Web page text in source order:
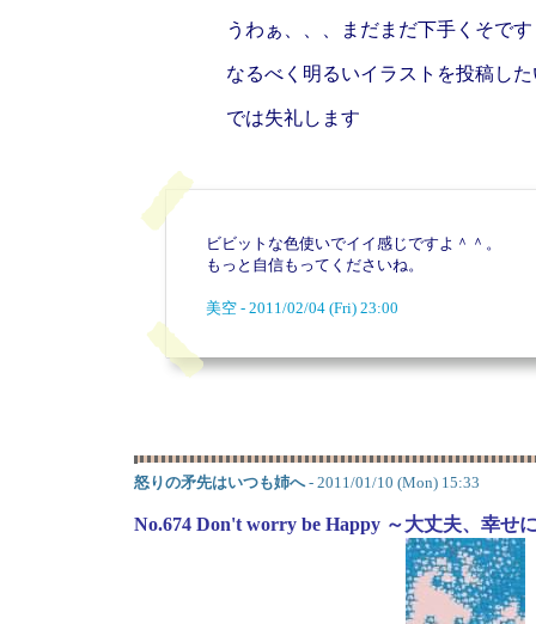
うわぁ、、、まだまだ下手くそで
なるべく明るいイラストを投稿し
では失礼します
ビビットな色使いでイイ感じですよ＾＾。
もっと自信もってくださいね。
美空 - 2011/02/04 (Fri) 23:00
怒りの矛先はいつも姉へ- 2011/01/10 (Mon) 15:33
No.674 Don't worry be Happy ～大丈夫、幸せ